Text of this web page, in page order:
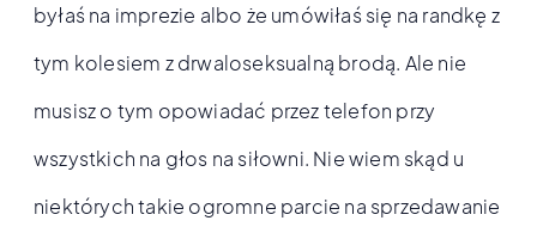
byłaś na imprezie albo że umówiłaś się na randkę z
tym kolesiem z drwaloseksualną brodą. Ale nie
musisz o tym opowiadać przez telefon przy
wszystkich na głos na siłowni. Nie wiem skąd u
niektórych takie ogromne parcie na sprzedawanie